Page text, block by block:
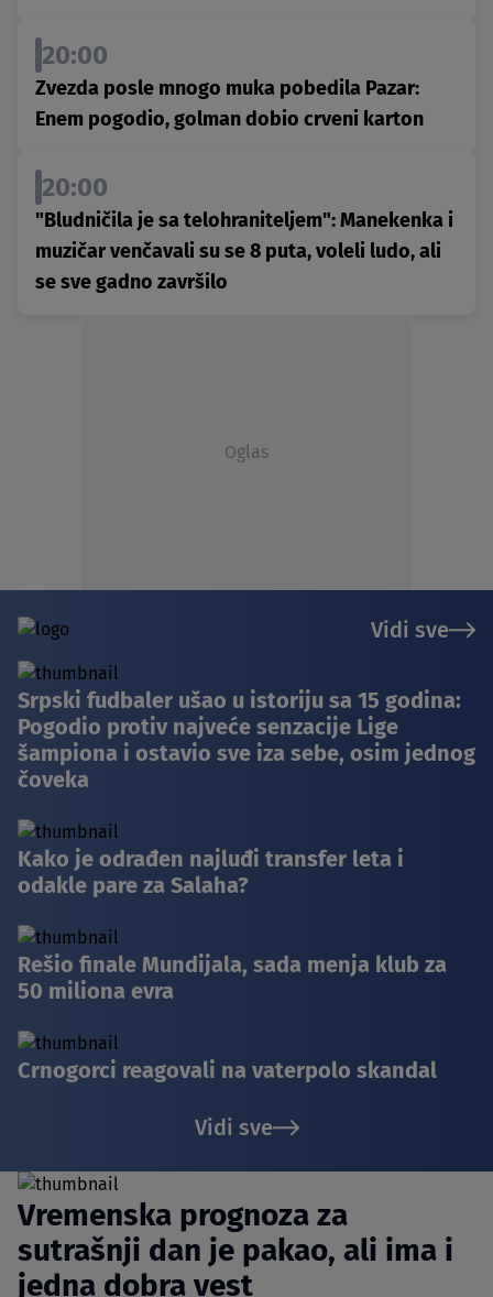
20:00
Zvezda posle mnogo muka pobedila Pazar:
Enem pogodio, golman dobio crveni karton
20:00
"Bludničila je sa telohraniteljem": Manekenka i
muzičar venčavali su se 8 puta, voleli ludo, ali
se sve gadno završilo
Oglas
Vidi sve
Srpski fudbaler ušao u istoriju sa 15 godina:
Pogodio protiv najveće senzacije Lige
šampiona i ostavio sve iza sebe, osim jednog
čoveka
Kako je odrađen najluđi transfer leta i
odakle pare za Salaha?
Rešio finale Mundijala, sada menja klub za
50 miliona evra
Crnogorci reagovali na vaterpolo skandal
Vidi sve
Vremenska prognoza za
sutrašnji dan je pakao, ali ima i
jedna dobra vest